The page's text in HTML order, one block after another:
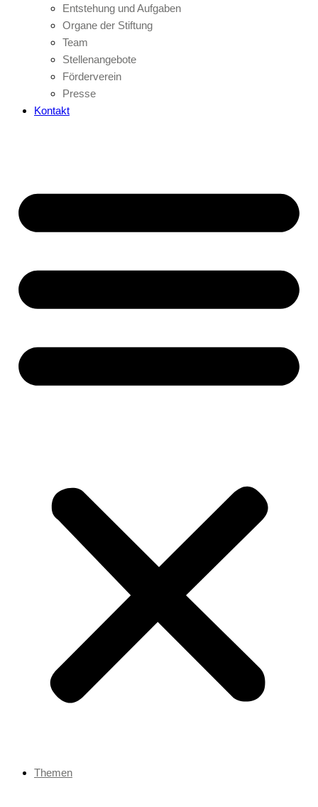
Entstehung und Aufgaben
Organe der Stiftung
Team
Stellenangebote
Förderverein
Presse
Kontakt
Themen